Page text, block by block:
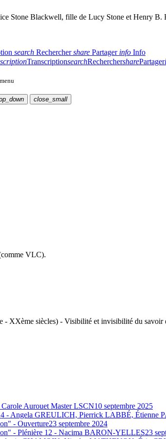
Stone Blackwell, fille de Lucy Stone et Henry B.
search Rechercher share Partager info Info
TranscriptionsearchRecherchersharePartager
close_small
VLC).
- XXème siècles) - Visibilité et invisibilité du savoir
Carole Aurouet Master LSCN10 septembre 2025
- Angela GREULICH, Pierrick LABBÉ, Étienne
- Ouverture23 septembre 2024
- Plénière 12 - Nacima BARON-YELLES23